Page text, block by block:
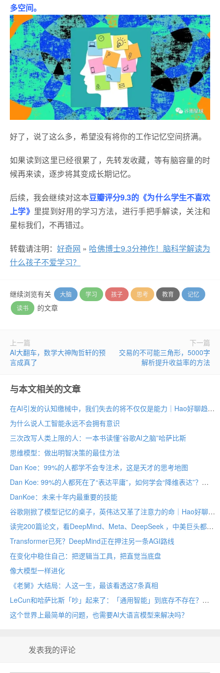
多空间。
好了，说了这么多，希望没有将你的工作记忆空间挤满。
如果读到这里已经很累了，先转发收藏，等有脑容量的时
候再来读，逐步将其变成长期记忆。
后续，我会继续对这本豆瓣评分9.3的《为什么学生不喜欢
上学》 里提到好用的学习方法，进行手把手解读，关注和
星标我们，不再错过。
转载请注明：好奇网 » 哈佛博士9.3分神作！脑科学解读为
什么孩子不爱学习？
继续浏览有关 大脑 学习 孩子 思考 教育
记忆
读书
的文章
上一篇
AI大翻车，数学大神陶哲轩的预
言成真了
下一篇
交易的不可能三角形，5000字
解析提升收益率的方法
与本文相关的文章
在AI引发的认知缴械中，我们失去的将不仅仅是能力｜Hao好聊趋势
为什么说人工智能永远不会拥有意识
三次改写人类上限的人：一本书读懂”谷歌AI之脑”哈萨比斯
思维模型：做出明智决策的最佳方法
Dan Koe：99%的人都学不会专注术，这是天才的思考地图
Dan Koe: 99%的人都死在了“表达平庸”，如何学会“降维表达”？
DanKoe：未来十年内最重要的技能
谷歌刚掀了模型记忆的桌子，英伟达又革了注意力的命｜Hao好聊论文
读完200篇论文，看DeepMind、Meta、DeepSeek ，中美巨头都在描述哪种AGI叙事｜2025 AI 年度复盘
Transformer已死？DeepMind正在押注另一条AGI路线
在变化中稳住自己：把逻辑当工具，把直觉当底盘
像大模型一样进化
《老舅》大结局：人这一生，最该看透这7条真相
LeCun和哈萨比斯「吵」起来了：「通用智能」到底存不存在？
这个世界上最简单的问题，也需要AI大语言模型来解决吗？
发表我的评论